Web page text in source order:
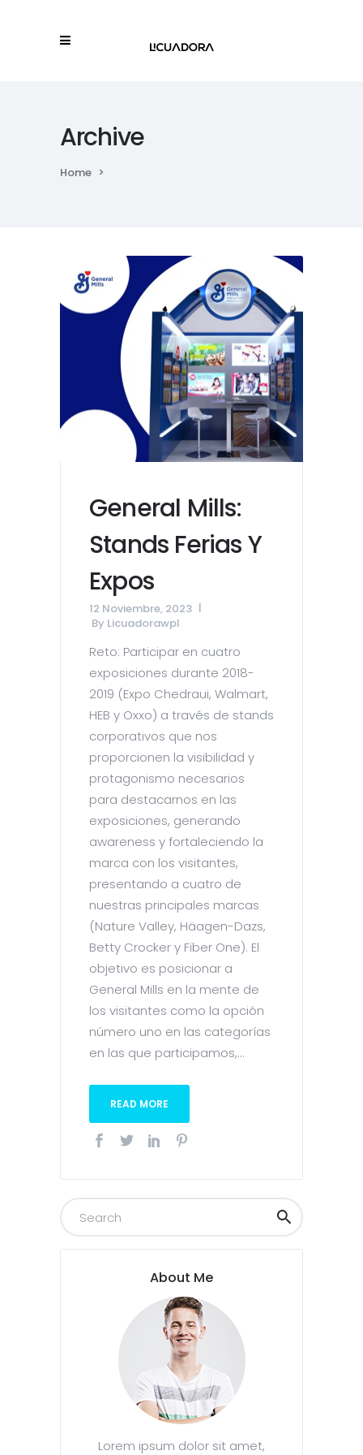
Archive
Home >
General Mills:
Stands Ferias Y
Expos
12 Noviembre, 2023
By Licuadorawpl
Reto: Participar en cuatro
exposiciones durante 2018-
2019 (Expo Chedraui, Walmart,
HEB y Oxxo) a través de stands
corporativos que nos
proporcionen la visibilidad y
protagonismo necesarios
para destacarnos en las
exposiciones, generando
awareness y fortaleciendo la
marca con los visitantes,
presentando a cuatro de
nuestras principales marcas
(Nature Valley, Häagen-Dazs,
Betty Crocker y Fiber One). El
objetivo es posicionar a
General Mills en la mente de
los visitantes como la opción
número uno en las categorías
en las que participamos,...
READ MORE
About Me
Lorem ipsum dolor sit amet,